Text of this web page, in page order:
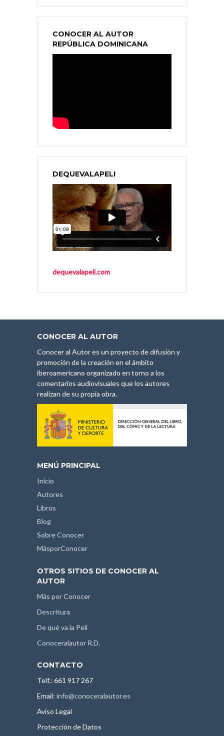
CONOCER AL AUTOR
REPÚBLICA DOMINICANA
DEQUEVALAPELI
dequevalapeli.com
CONOCER AL AUTOR
Conocer al Autor es un proyecto de difusión y
promoción de la creación en el ámbito
iberoamericano organizado en torno a los
comentarios audiovisuales que los autores
realizan de su propia obra.
MENÚ PRINCIPAL
Inicio
Autores
Libros
Blog
Sobre Conocer
MásporConocer
OTROS SITIOS DE CONOCER AL
AUTOR
Más por Conocer
Descritura
De qué va la Peli
Conoceralautor R.D.
CONTACTO
Telf.: 661 917 267
Email: info@conoceralautor.es
Aviso Legal
Protección de Datos